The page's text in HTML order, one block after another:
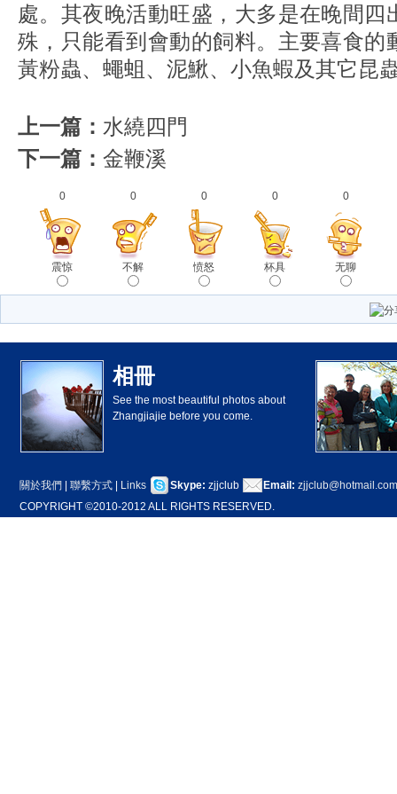
處。其夜晚活動旺盛，大多是在晚間四
殊，只能看到會動的飼料。主要喜食的
黃粉蟲、蠅蛆、泥鰍、小魚蝦及其它昆
上一篇： 水繞四門
下一篇： 金鞭溪
0
震惊
0
不解
0
愤怒
0
杯具
0
无聊
相冊
See the most beautiful photos about
Zhangjiajie before you come.
關於我們 | 聯繫方式 | Links Skype: zjjclub Email: zjjclub@hotmail.com
COPYRIGHT ©2010-2012 ALL RIGHTS RESERVED.